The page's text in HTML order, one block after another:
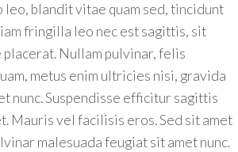
leo, blandit vitae quam sed, tincidunt
fringilla leo nec est sagittis, sit
placerat. Nullam pulvinar, felis
metus enim ultricies nisi, gravida
nunc. Suspendisse efficitur sagittis
Mauris vel facilisis eros. Sed sit amet
malesuada feugiat sit amet nunc.